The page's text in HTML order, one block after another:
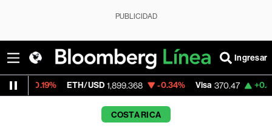
PUBLICIDAD
Ingresar
ETH/USD 1,899.368 -0.34% Visa 370.47 +0.52%
COSTA RICA